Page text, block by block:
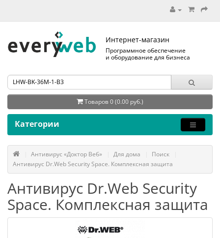
Интернет-магазин
Программное обеспечение
и оборудование для бизнеса
Товаров 0 (0.00 руб.)
Категории
Антивирус «Доктор Веб» Для дома
Поиск
Антивирус Dr.Web Security Space. Комплексная защита
Антивирус Dr.Web Security
Space. Комплексная защита